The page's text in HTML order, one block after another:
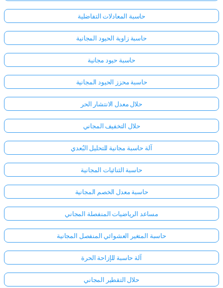
حاسبة المعادلات التفاضلية
حاسبة زاوية الحيود المجانية
حاسبة حيود مجانية
حاسبة محزز الحيود المجانية
حلال معدل الانتشار الحر
حلال التخفيف المجاني
آلة حاسبة مجانية للتحليل البُعدي
حاسبة الثنائيات المجانية
حاسبة معدل الخصم المجانية
مساعد الرياضيات المنفصلة المجاني
حاسبة المتغير العشوائي المنفصل المجانية
آلة حاسبة للإزاحة الحرة
حلال التقطير المجاني